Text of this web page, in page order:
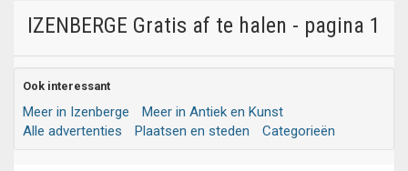
IZENBERGE Gratis af te halen - pagina 1
Ook interessant
Meer in Izenberge
Meer in Antiek en Kunst
Alle advertenties
Plaatsen en steden Categorieën